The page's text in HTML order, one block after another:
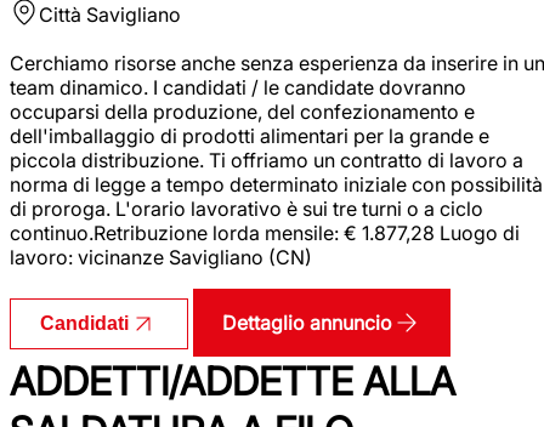
Città Savigliano
Cerchiamo risorse anche senza esperienza da inserire in un
team dinamico. I candidati / le candidate dovranno
occuparsi della produzione, del confezionamento e
dell'imballaggio di prodotti alimentari per la grande e
piccola distribuzione. Ti offriamo un contratto di lavoro a
norma di legge a tempo determinato iniziale con possibilità
di proroga. L'orario lavorativo è sui tre turni o a ciclo
continuo.Retribuzione lorda mensile: € 1.877,28 Luogo di
lavoro: vicinanze Savigliano (CN)
Candidati Dettaglio annuncio
ADDETTI/ADDETTE ALLA